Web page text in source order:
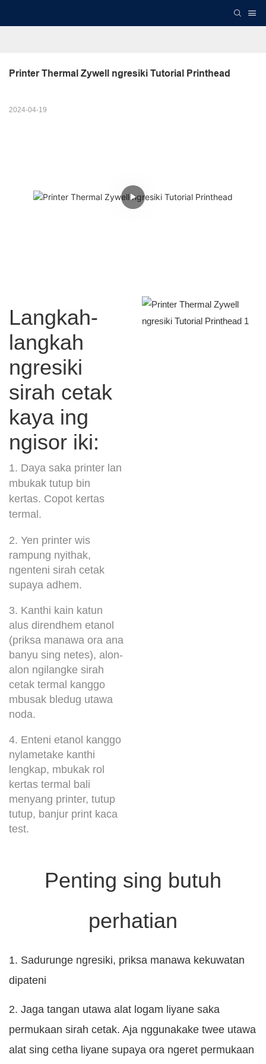
Printer Thermal Zywell ngresiki Tutorial Printhead
2024-04-19
Langkah-
langkah
ngresiki
sirah cetak
kaya ing
ngisor iki:
1. Daya saka printer lan
mbukak tutup bin
kertas. Copot kertas
termal.
2. Yen printer wis
rampung nyithak,
ngenteni sirah cetak
supaya adhem.
3. Kanthi kain katun
alus direndhem etanol
(priksa manawa ora ana
banyu sing netes), alon-
alon ngilangke sirah
cetak termal kanggo
mbusak bledug utawa
noda.
4. Enteni etanol kanggo
nylametake kanthi
lengkap, mbukak rol
kertas termal bali
menyang printer, tutup
tutup, banjur print kaca
test.
Penting sing butuh
perhatian
1. Sadurunge ngresiki, priksa manawa kekuwatan
dipateni
2. Jaga tangan utawa alat logam liyane saka
permukaan sirah cetak. Aja nggunakake twee utawa
alat sing cetha liyane supaya ora ngeret permukaan